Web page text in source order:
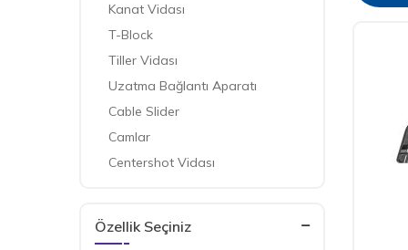
Kanat Vidası
T-Block
Tiller Vidası
Uzatma Bağlantı Aparatı
Cable Slider
Camlar
Centershot Vidası
Dönüştürme Kiti
Özellik Seçiniz